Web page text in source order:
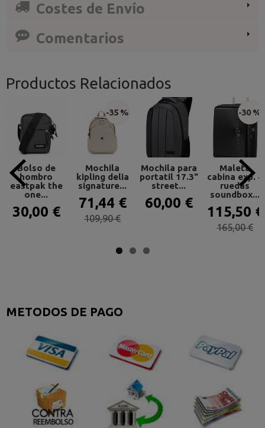
METODOS DE PAGO
Costes de Envío
Comentarios
Productos Relacionados
Bolso de
hombro
eastpak the
one...
30,00 €
-35 %
Mochila
kipling delia
signature...
71,44 €
109,90 €
Mochila para
portatil 17.3"
street...
60,00 €
-30 %
Maleta
cabina exp. 4
ruedas
soundbox...
115,50 €
165,00 €